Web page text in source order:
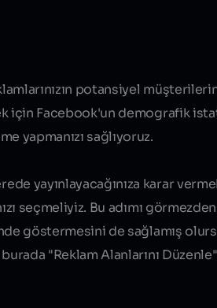
potansiyel
için Facebook'un demografik
yapmanızı sağlıyoruz.
yayınlayacağınıza karar
seçmeliyiz. Bu adımı
göstermesini de sağlamış
"Reklam Alanlarını